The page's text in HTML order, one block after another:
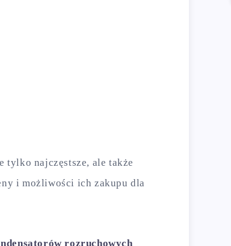
tylko najczęstsze, ale także
i możliwości ich zakupu dla
rozruchowych